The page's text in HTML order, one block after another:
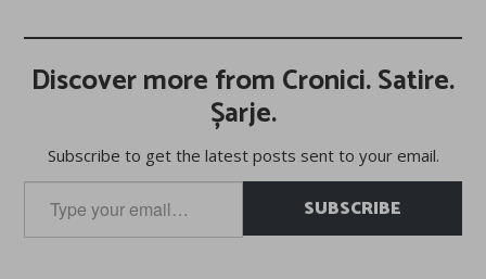
Discover more from Cronici. Satire.
Șarje.
Subscribe to get the latest posts sent to your email.
your
email…
SUBSCRIBE